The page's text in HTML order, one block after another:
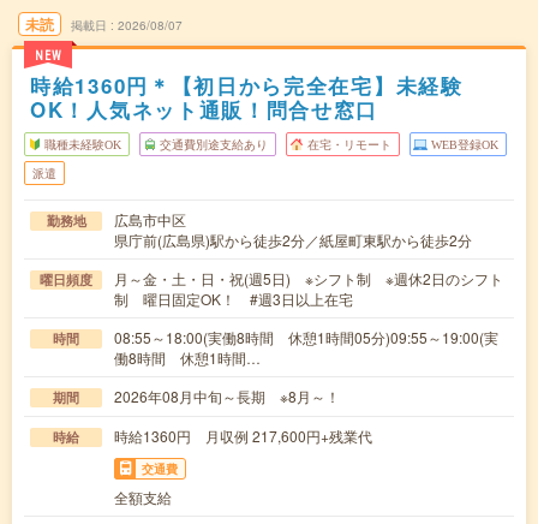
未読
NEW
掲載日 2026/08/07
時給1360円＊【初日から完全在宅】未経験
OK！人気ネット通販！問合せ窓口
職種未経験OK 交通費別途支給あり 在宅・リモート WEB登録OK
派遣
勤務地
広島市中区
県庁前(広島県)駅から徒歩2分／紙屋町東駅から徒歩2分
曜日頻度
月～金・土・日・祝(週5日) ※シフト制 ※週休2日のシフト
制 曜日固定OK！ #週3日以上在宅
時間
08:55～18:00(実働8時間 休憩1時間05分)09:55～19:00(実
働8時間 休憩1時間…
期間 2026年08月中旬～長期 ※8月～！
時給 時給1360円 月収例 217,600円+残業代
交通費
全額支給